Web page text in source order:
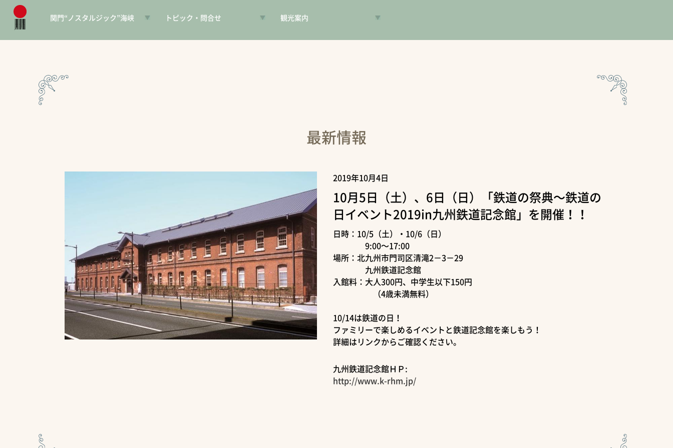
関門“ノスタルジック”海峡
日本遺産とは
トピック・問合せ
お知らせ
観光案内
VR昔旅
最新情報
2019年10月4日
10月5日（土）、6日（日）「鉄道の祭典～鉄道の
日イベント2019in九州鉄道記念館」を開催！！
日時：10/5（土）・10/6（日）
9:00～17:00
場所：北九州市門司区清滝2－3－29
九州鉄道記念館
入館料：大人300円、中学生以下150円
（4歳未満無料）
10/14は鉄道の日！
ファミリーで楽しめるイベントと鉄道記念館を楽しもう！
詳細はリンクからご確認ください。
九州鉄道記念館ＨＰ:
http://www.k-rhm.jp/